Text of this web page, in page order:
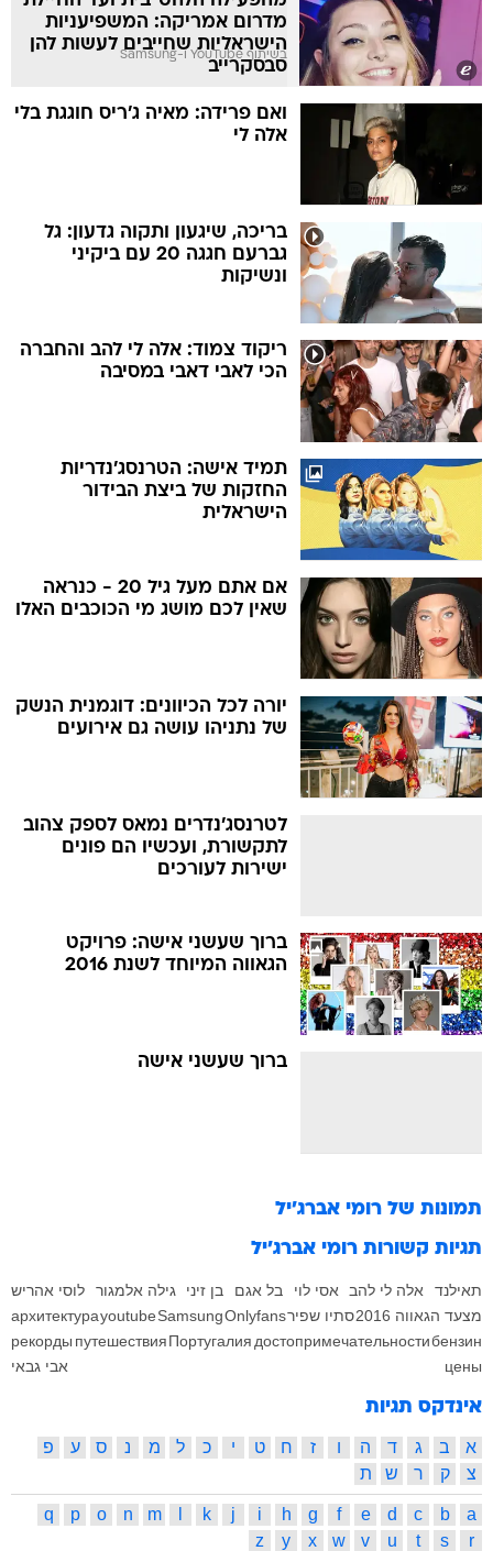
מדרום אמריקה: המשפיעניות
הישראליות שחייבים לעשות להן
סבסקרייב
בשיתוף YouTube ו-Samsung
ואם פרידה: מאיה ג'ריס חוגגת בלי
אלה לי
בריכה, שיגעון ותקוה גדעון: גל
גברעם חגגה 20 עם ביקיני
ונשיקות
ריקוד צמוד: אלה לי להב והחברה
הכי לאבי דאבי במסיבה
תמיד אישה: הטרנסג'נדריות
החזקות של ביצת הבידור
הישראלית
אם אתם מעל גיל 20 - כנראה
שאין לכם מושג מי הכוכבים האלו
יורה לכל הכיוונים: דוגמנית הנשק
של נתניהו עושה גם אירועים
לטרנסג'נדרים נמאס לספק צהוב
לתקשורת, ועכשיו הם פונים
ישירות לעורכים
ברוך שעשני אישה: פרויקט
הגאווה המיוחד לשנת 2016
ברוך שעשני אישה
תמונות של רומי אברג'יל
תגיות קשורות רומי אברג'יל
תאילנד אלה לי להב אסי לוי בל אגם בן זיני גילה אלמגור
לוסי אהריש
מצעד הגאווה 2016
סתיו שפירOnlyfans
Samsung
youtube
архитектура
бензин
достопримечательности
Португалия
путешествия
рекорды
цены
אבי גבאי
אינדקס תגיות
א ב ג ד ה ו ז ח ט י כ ל מ נ ס ע
פ
צ
ק ר ש ת
a
b
c
d
e
f
g
h
i
j
k
m
n
o
p
q
r
s
t
u
v
w
x
y
z